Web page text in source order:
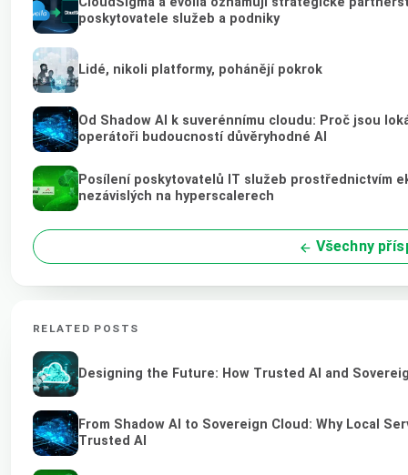
poskytovatele služeb a podniky
Lidé, nikoli platformy, pohánějí pokrok
Od Shadow AI k suverénnímu cloudu: Proč jsou
operátoři budoucností důvěryhodné AI
Posílení poskytovatelů IT služeb prostřednictvím
nezávislých na hyperscalerech
Všechny
RELATED POSTS
Designing the Future: How Trusted AI and
From Shadow AI to Sovereign Cloud: Why Local
Trusted AI